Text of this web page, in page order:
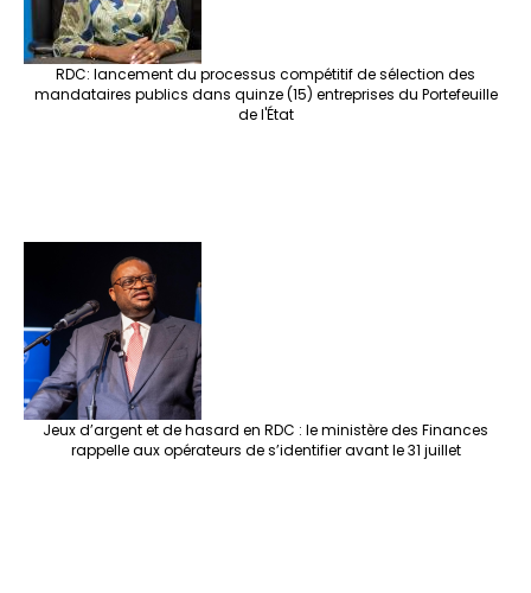
RDC: lancement du processus compétitif de sélection des
mandataires publics dans quinze (15) entreprises du Portefeuille
de l'État
Jeux d’argent et de hasard en RDC : le ministère des Finances
rappelle aux opérateurs de s’identifier avant le 31 juillet